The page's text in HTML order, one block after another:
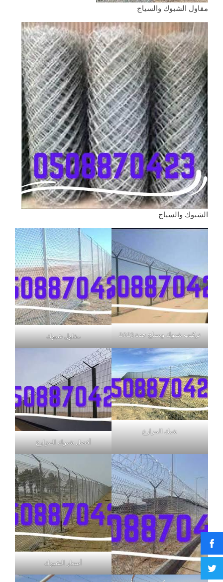
مقاول الشبوك والسياج
الشبوك والسياج
تركيب شبوك وسياج جدة 2023 مقاول شبوك
شبك المزارع
أفضل شبوك المزارع
أسعار الشبوك